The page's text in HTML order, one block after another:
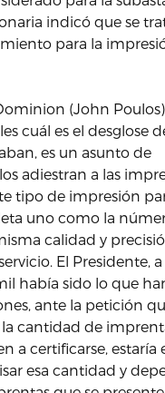
indicó que se
para la
(John
cuál es el desglose
es un asunto de
adiestran a las
tipo de impresión
uno como la
calidad y
El Presidente,
había sido lo que
ante la petición
la cantidad de
a certificarse, estaría
esa cantidad y